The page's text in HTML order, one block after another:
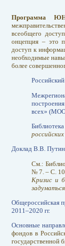
Программа
всеобщего
онцепция – это
доступ к
необходимые
более
всех» (МОО
Доклад В.В.
См.:
№ 7. – С. 10
Кризис и
Общероссийская
2011–2020 гг.
Основные
фондов в
государственной